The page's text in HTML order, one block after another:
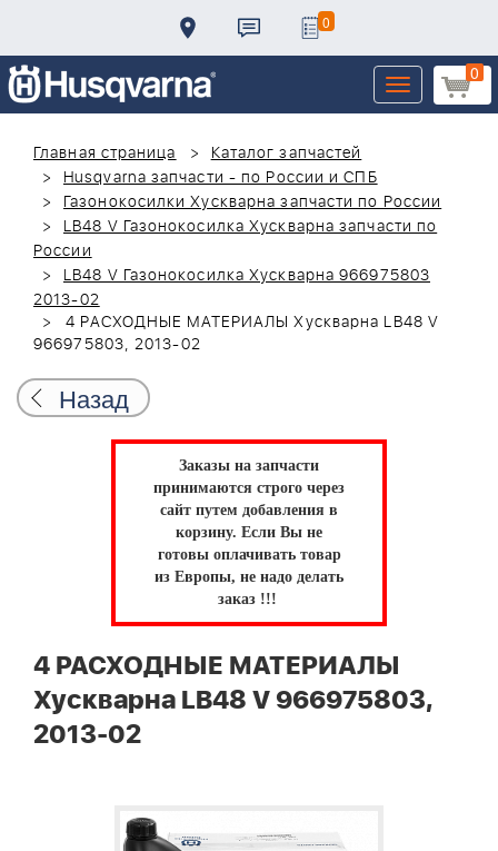
0
0
Toggle
navigation
Главная страница
Каталог запчастей
Husqvarna запчасти - по России и СПБ
Газонокосилки Хускварна запчасти по России
LB48 V Газонокосилка Хускварна запчасти по
России
LB48 V Газонокосилка Хускварна 966975803
2013-02
4 РАСХОДНЫЕ МАТЕРИАЛЫ Хускварна LB48 V
966975803, 2013-02
Назад
Заказы на запчасти
принимаются строго через
сайт путем добавления в
корзину. Если Вы не
готовы оплачивать товар
из Европы, не надо делать
заказ !!!
4 РАСХОДНЫЕ МАТЕРИАЛЫ
Хускварна LB48 V 966975803,
2013-02